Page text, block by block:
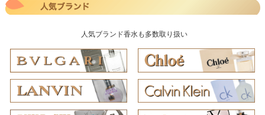
人気ブランド香水も多数取り扱い